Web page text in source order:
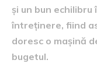
și un bun
întreținere, fiind
doresc o mașină
bugetul.